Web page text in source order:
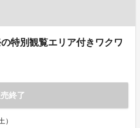
特別観覧エリア付きワクワ
終了
）